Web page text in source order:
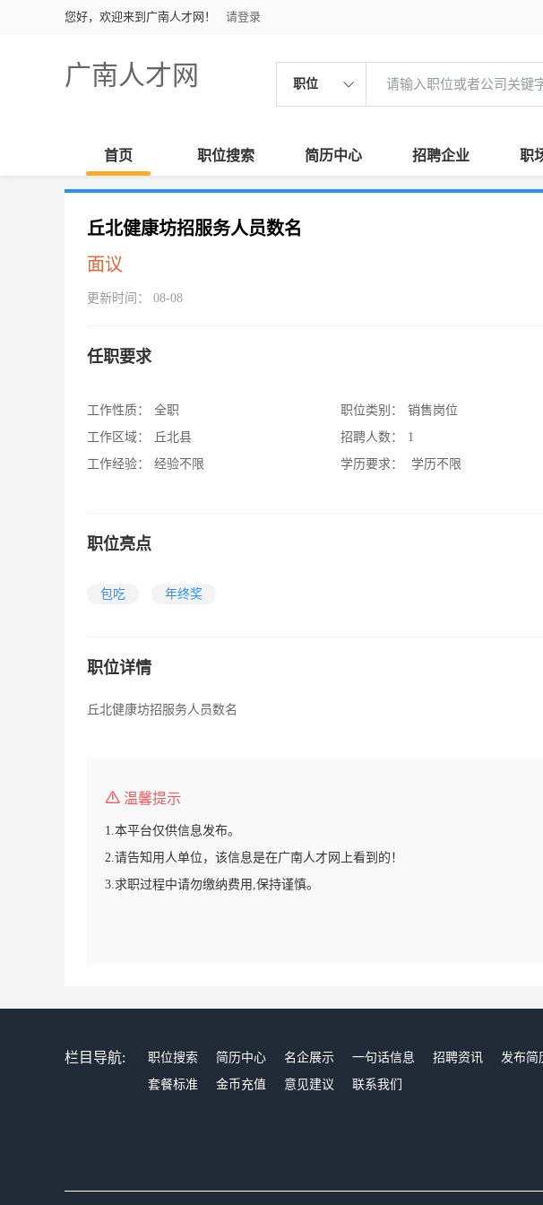
您好，欢迎来到广南人才网！ 请登录
广南人才网 职位
首页 职位搜索 简历中心 招聘企业 职
丘北健康坊招服务人员数名
面议
更新时间： 08-08
任职要求
工作性质：
全职
工作区域：
丘北县
工作经验：
经验不限
职位类别：
销售岗位
招聘人数：
1
学历要求：
学历不限
职位亮点
包吃 年终奖
职位详情
丘北健康坊招服务人员数名
温馨提示
1.本平台仅供信息发布。
2.请告知用人单位，该信息是在广南人才网上看到的！
3.求职过程中请勿缴纳费用,保持谨慎。
栏目导航: 职位搜索 简历中心 名企展示 一句话信息 招聘资讯 发布简
套餐标准
金币充值 意见建议 联系我们